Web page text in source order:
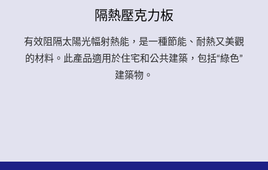
隔熱壓克力板
有效阻隔太陽光幅射熱能，是一種節能、耐熱又美觀
的材料。此產品適用於住宅和公共建築，包括“綠色”
建築物。